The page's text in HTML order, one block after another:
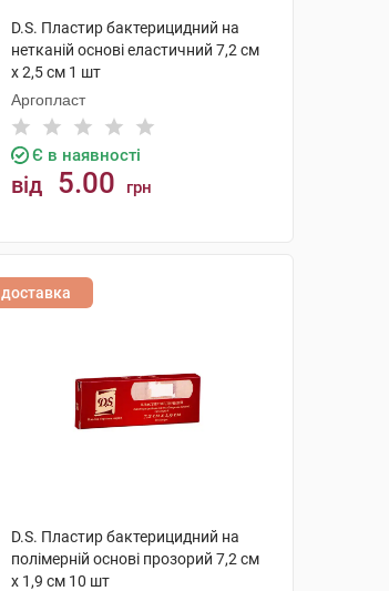
D.S. Пластир бактерицидний на
нетканій основі еластичний 7,2 см
х 2,5 см 1 шт
Аргопласт
Є в наявності
від 5.00 грн
доставка
D.S. Пластир бактерицидний на
полімерній основі прозорий 7,2 см
х 1,9 см 10 шт